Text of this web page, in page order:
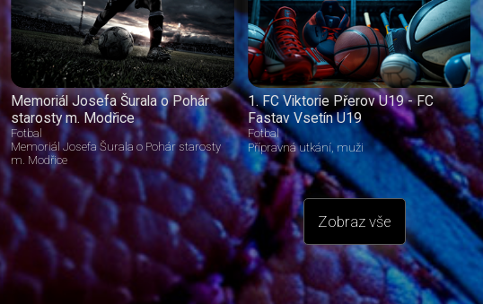
Memoriál Josefa Šurala o Pohár
starosty m. Modřice
Fotbal
Memoriál Josefa Šurala o Pohár starosty
m. Modřice
1. FC Viktorie Přerov U19 - FC
Fastav Vsetín U19
Fotbal
Přípravná utkání muži
Zobraz vše